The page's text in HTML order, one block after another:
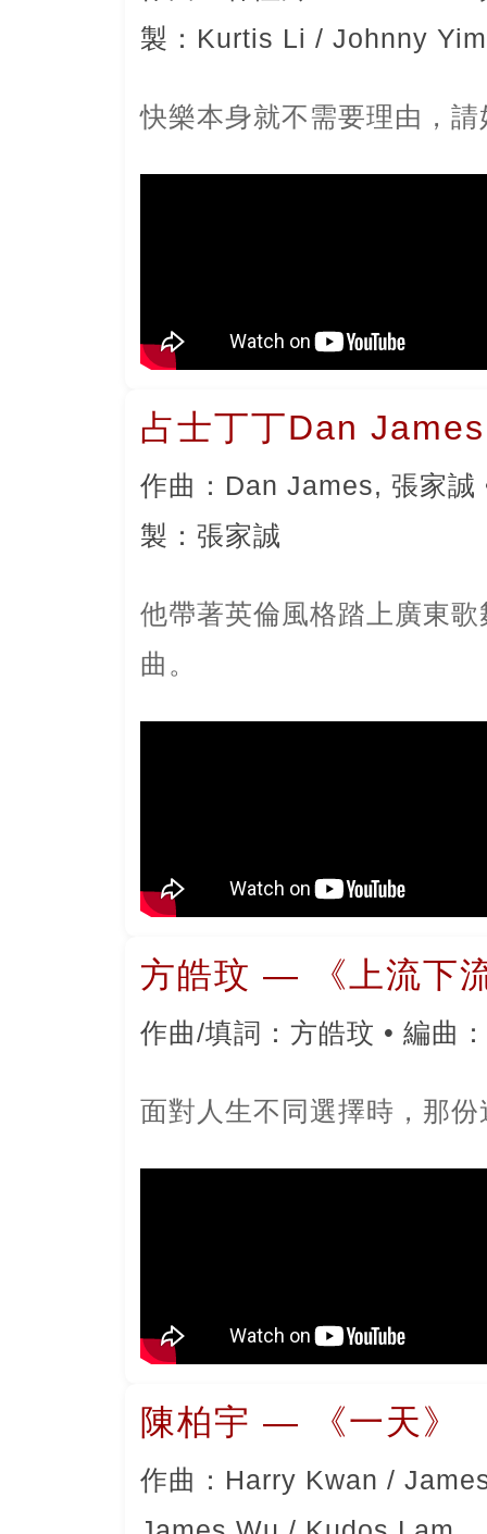
製：Kurtis Li / Johnny Yim
快樂本身就不需要理由，
占士丁丁Dan
作曲：Dan James, 張家誠
製：張家誠
他帶著英倫風格踏上廣東
曲。
方皓玟 — 《上流下
作曲/填詞：方皓玟 • 編曲
面對人生不同選擇時，那
陳柏宇 — 《一天》
作曲：Harry Kwan /